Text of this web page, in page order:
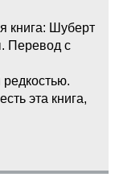
книга: Шуберт
Перевод с
эта книга,